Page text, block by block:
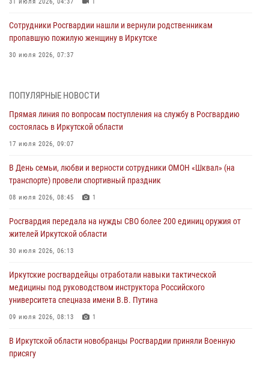
31 июля 2026, 04:37
Сотрудники Росгвардии нашли и вернули родственникам
пропавшую пожилую женщину в Иркутске
30 июля 2026, 07:37
жителей Иркутской области
При силовой поддержке СОБР Росгвардии в Иркутской области
провели рейды по соблюдению миграционного законодательства
В честь 10-летия Росгвардии сотрудники вневедомственной охраны
из Ангарска познакомили отдыхающих детского лагеря со службой
29 июля 2026, 03:44
Росгвардейцы из Иркутска приняли участие в праздновании Дня
28 июля 2026, 07:15
ПОПУЛЯРНЫЕ НОВОСТИ
Прямая линия по вопросам поступления на службу в Росгвардию
состоялась в Иркутской области
17 июля 2026, 09:07
В День семьи, любви и верности сотрудники ОМОН «Шквал» (на
транспорте) провели спортивный праздник
08 июля 2026, 08:45 1
Росгвардия передала на нужды СВО более 200 единиц оружия от
жителей Иркутской области
30 июля 2026, 06:13
Иркутские росгвардейцы отработали навыки тактической
медицины под руководством инструктора Российского
университета спецназа имени В.В. Путина
09 июля 2026, 08:13 1
В Иркутской области новобранцы Росгвардии приняли Военную
присягу